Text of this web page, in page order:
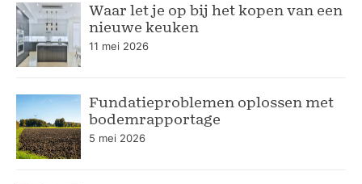
Waar let je op bij het kopen van een
nieuwe keuken
11 mei 2026
Fundatieproblemen oplossen met
bodemrapportage
5 mei 2026